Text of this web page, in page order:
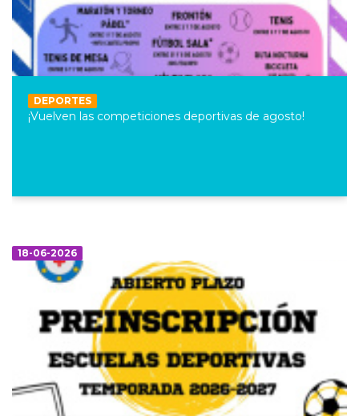
DEPORTES
¡Vuelven las competiciones deportivas de agosto!
18-06-2026